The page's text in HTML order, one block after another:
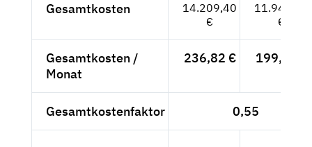
Gesamtkosten
14.209,40
€
11.940,67
€
Gesamtkosten /
Monat
236,82 € 199,01 €
Gesamtkostenfaktor 0,55